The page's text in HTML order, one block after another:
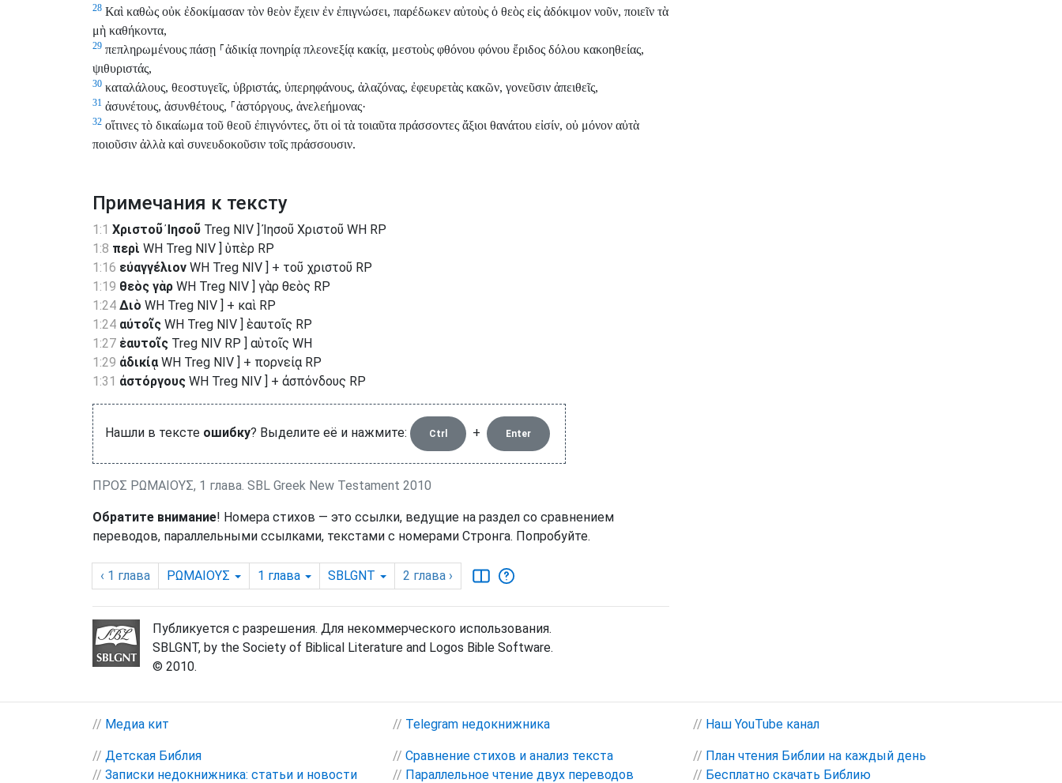
28 Καὶ καθὼς οὐκ ἐδοκίμασαν τὸν θεὸν ἔχειν ἐν ἐπιγνώσει, παρέδωκεν αὐτοὺς ὁ θεὸς εἰς ἀδόκιμον νοῦν, ποιεῖν τὰ
μὴ καθήκοντα,
29 πεπληρωμένους πάσῃ ⸀ἀδικίᾳ πονηρίᾳ πλεονεξίᾳ κακίᾳ, μεστοὺς φθόνου φόνου ἔριδος δόλου κακοηθείας,
ψιθυριστάς,
30 καταλάλους, θεοστυγεῖς, ὑβριστάς, ὑπερηφάνους, ἀλαζόνας, ἐφευρετὰς κακῶν, γονεῦσιν ἀπειθεῖς,
31 ἀσυνέτους, ἀσυνθέτους, ⸀ἀστόργους, ἀνελεήμονας·
32 οἵτινες τὸ δικαίωμα τοῦ θεοῦ ἐπιγνόντες, ὅτι οἱ τὰ τοιαῦτα πράσσοντες ἄξιοι θανάτου εἰσίν, οὐ μόνον αὐτὰ
ποιοῦσιν ἀλλὰ καὶ συνευδοκοῦσιν τοῖς πράσσουσιν.
Примечания к тексту
1:1 Χριστοῦ Ἰησοῦ Treg NIV ] Ἰησοῦ Χριστοῦ WH RP
1:8 περὶ WH Treg NIV ] ὑπὲρ RP
1:16 εὐαγγέλιον WH Treg NIV ] + τοῦ χριστοῦ RP
1:19 θεὸς γὰρ WH Treg NIV ] γὰρ θεὸς RP
1:24 Διὸ WH Treg NIV ] + καὶ RP
1:24 αὐτοῖς WH Treg NIV ] ἑαυτοῖς RP
1:27 ἑαυτοῖς Treg NIV RP ] αὑτοῖς WH
1:29 ἀδικίᾳ WH Treg NIV ] + πορνείᾳ RP
1:31 ἀστόργους WH Treg NIV ] + ἀσπόνδους RP
Нашли в тексте ошибку? Выделите её и нажмите: Ctrl + Enter
ΠΡΟΣ ΡΩΜΑΙΟΥΣ, 1 глава. SBL Greek New Testament 2010
Обратите внимание! Номера стихов — это ссылки, ведущие на раздел со сравнением
переводов, параллельными ссылками, текстами с номерами Стронга. Попробуйте.
‹ 1 глава ΡΩΜΑΙΟΥΣ 1 глава SBLGNT 2 глава ›
Публикуется с разрешения. Для некоммерческого использования.
SBLGNT, by the Society of Biblical Literature and Logos Bible Software.
© 2010.
// Медиа кит // Telegram недокнижника // Наш YouTube канал
// Детская Библия
// Записки недокнижника: статьи и новости
// Сравнение стихов и анализ текста
// Параллельное чтение двух переводов
// План чтения Библии на каждый день
// Бесплатно скачать Библию